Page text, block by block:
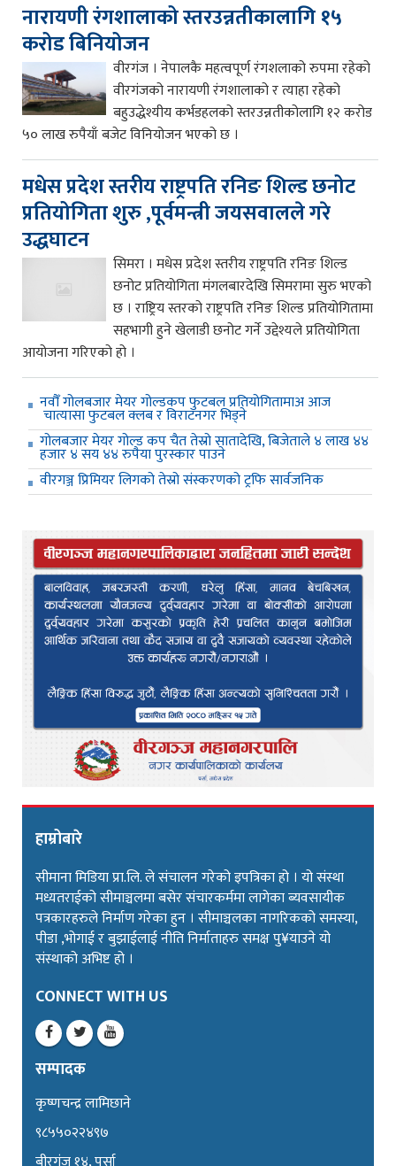
नारायणी रंगशालाको स्तरउन्नतीकालागि १५
करोड बिनियोजन
वीरगंज । नेपालकै महत्वपूर्ण रंगशलाको रुपमा रहेको
वीरगंजको नारायणी रंगशालाको र त्याहा रहेको
बहुउद्धेश्यीय कर्भडहलको स्तरउन्नतीकोलागि १२ करोड
५० लाख रुपैयाँ बजेट विनियोजन भएको छ ।
मधेस प्रदेश स्तरीय राष्ट्रपति रनिङ शिल्ड छनोट
प्रतियोगिता शुरु ,पूर्वमन्त्री जयसवालले गरे
उद्धघाटन
सिमरा । मधेस प्रदेश स्तरीय राष्ट्रपति रनिङ शिल्ड
छनोट प्रतियोगिता मंगलबारदेखि सिमरामा सुरु भएको
छ । राष्ट्रिय स्तरको राष्ट्रपति रनिङ शिल्ड प्रतियोगितामा
सहभागी हुने खेलाडी छनोट गर्ने उद्देश्यले प्रतियोगिता
आयोजना गरिएको हो ।
नवौँ गोलबजार मेयर गोल्डकप फुटबल प्रतियोगितामाअ आज
चात्यासा फुटबल क्लब र विराटनगर भिड्ने
गोलबजार मेयर गोल्ड कप चैत तेस्रो सातादेखि, बिजेताले ४ लाख ४४
हजार ४ सय ४४ रुपैया पुरस्कार पाउने
वीरगञ्ज प्रिमियर लिगको तेस्रो संस्करणको ट्रफि सार्वजनिक
हाम्रोबारे
सीमाना मिडिया प्रा.लि. ले संचालन गरेको इपत्रिका हो । यो संस्था
मध्यतराईको सीमाञ्चलमा बसेर संचारकर्ममा लागेका ब्यवसायीक
पत्रकारहरुले निर्माण गरेका हुन । सीमाञ्चलका नागरिकको समस्या,
पीडा ,भोगाई र बुझाईलाई नीति निर्माताहरु समक्ष पु¥याउने यो
संस्थाको अभिष्ट हो ।
CONNECT WITH US
सम्पादक
कृष्णचन्द्र लामिछाने
९८५५०२२४९७